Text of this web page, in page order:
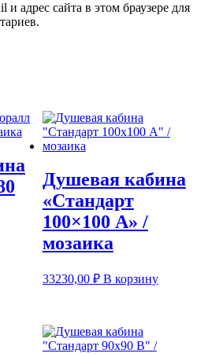
адрес сайта в этом браузере для
Душевая кабина
«Стандарт
100×100 А» /
мозаика
33230,00 ₽ В корзину